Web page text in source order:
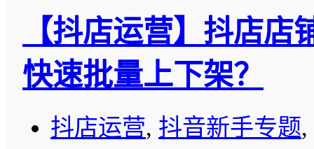
【抖店运营】抖店店
快速批量上下架？
抖店运营, 抖音新手专题,